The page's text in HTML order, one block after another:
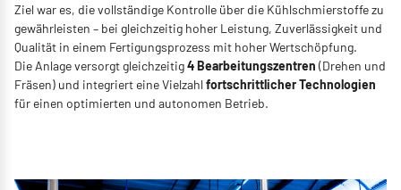
Ziel war es, die vollständige Kontrolle über die Kühlschmierstoffe zu
gewährleisten – bei gleichzeitig hoher Leistung, Zuverlässigkeit und
Qualität in einem Fertigungsprozess mit hoher Wertschöpfung.
Die Anlage versorgt gleichzeitig4 Bearbeitungszentren (Drehen und
Fräsen) und integriert eine Vielzahlfortschrittlicher Technologien
für einen optimierten und autonomen Betrieb.